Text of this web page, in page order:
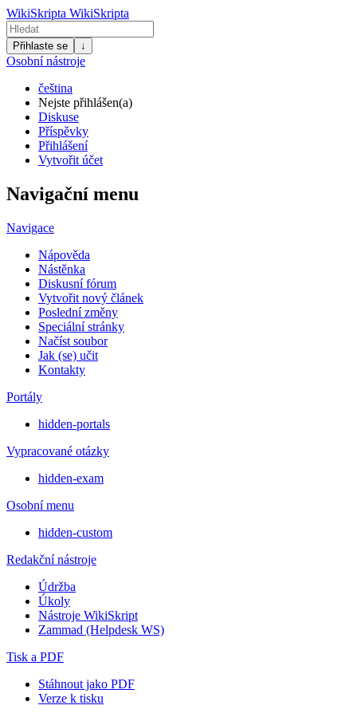
WikiSkripta WikiSkripta
Přihlaste se ↓
Osobní nástroje
čeština
Nejste přihlášen(a)
Diskuse
Příspěvky
Přihlášení
Vytvořit účet
Navigační menu
Navigace
Nápověda
Nástěnka
Diskusní fórum
Vytvořit nový článek
Poslední změny
Speciální stránky
Načíst soubor
Jak (se) učit
Kontakty
Portály
hidden-portals
Vypracované otázky
hidden-exam
Osobní menu
hidden-custom
Redakční nástroje
Údržba
Úkoly
Nástroje WikiSkript
Zammad (Helpdesk WS)
Tisk a PDF
Stáhnout jako PDF
Verze k tisku